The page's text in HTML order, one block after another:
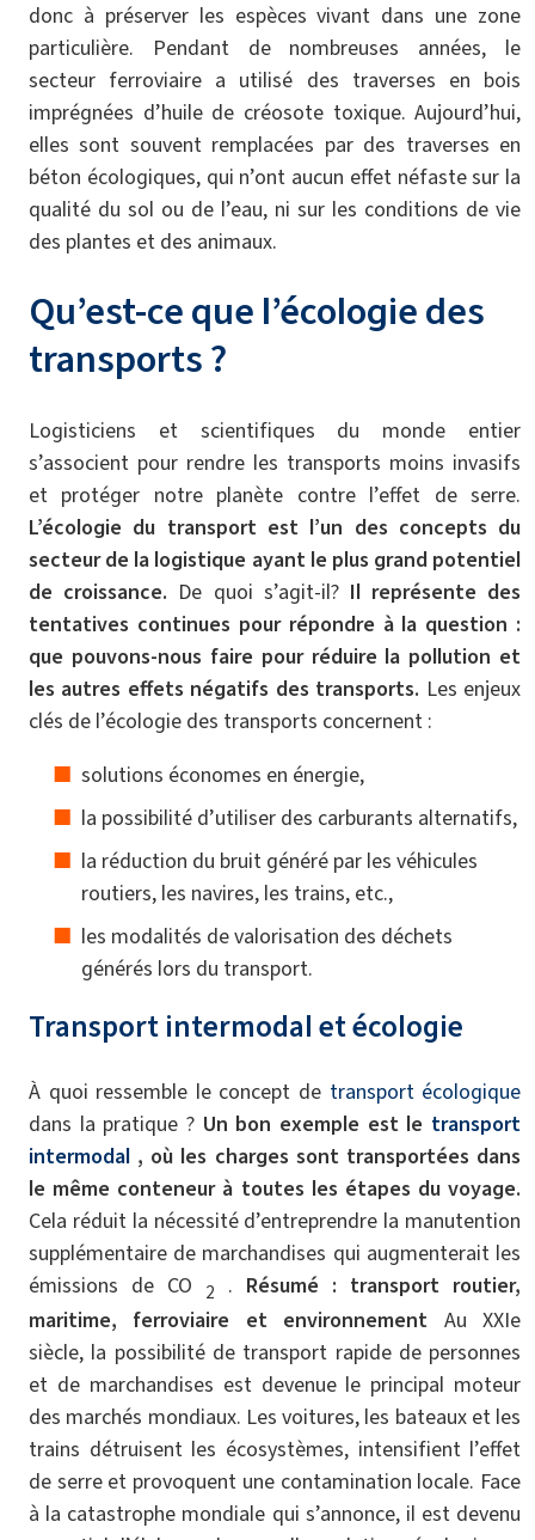
donc à préserver les espèces vivant dans une zone
particulière. Pendant de nombreuses années, le
secteur ferroviaire a utilisé des traverses en bois
imprégnées d’huile de créosote toxique. Aujourd’hui,
elles sont souvent remplacées par des traverses en
béton écologiques, qui n’ont aucun effet néfaste sur la
qualité du sol ou de l’eau, ni sur les conditions de vie
des plantes et des animaux.
Qu’est-ce que l’écologie des
transports ?
Logisticiens et scientifiques du monde entier
s’associent pour rendre les transports moins invasifs
et protéger notre planète contre l’effet de serre.
L’écologie du transport est l’un des concepts du
secteur de la logistique ayant le plus grand potentiel
de croissance. De quoi s’agit-il? Il représente des
tentatives continues pour répondre à la question :
que pouvons-nous faire pour réduire la pollution et
les autres effets négatifs des transports. Les enjeux
clés de l’écologie des transports concernent :
solutions économes en énergie,
la possibilité d’utiliser des carburants alternatifs,
la réduction du bruit généré par les véhicules
routiers, les navires, les trains, etc.,
les modalités de valorisation des déchets
générés lors du transport.
Transport intermodal et écologie
À quoi ressemble le concept de transport écologique
dans la pratique ? Un bon exemple est le transport
intermodal , où les charges sont transportées dans
le même conteneur à toutes les étapes du voyage.
Cela réduit la nécessité d’entreprendre la manutention
supplémentaire de marchandises qui augmenterait les
émissions de CO
2 . Résumé : transport routier,
maritime, ferroviaire et environnement Au XXIe
siècle, la possibilité de transport rapide de personnes
et de marchandises est devenue le principal moteur
des marchés mondiaux. Les voitures, les bateaux et les
trains détruisent les écosystèmes, intensifient l’effet
de serre et provoquent une contamination locale. Face
à la catastrophe mondiale qui s’annonce, il est devenu